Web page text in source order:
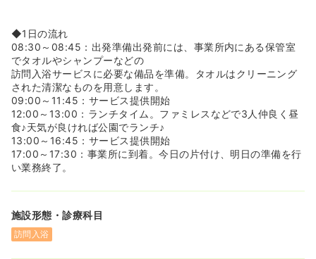
◆同社の浴槽は、超軽量浴槽対応で、かつ浴槽に車輪がつ
いてるため、持ち運びもご負担なく対応をいただくことが
可能です。また、入浴時に利用者様を別途から浴槽へ異動
させる際には、スライドボードを利用し対応を行いますの
で、職員の方も腰の負担なくご勤務いただくことは可能で
す！
◆訪問の際は運転手・介護士・看護師が一組となってお伺
いしますが、運転手の方は必ず男性職員としています。利
用者様が入浴する際、お身体を支える時に男性の方がいる
ととても心強いです。また、装着型介護ロボット「マッス
ルスーツ」も導入しておりますので、場合によっては男性
ます！
《ママさんも安心★》
◆お車通勤も可能なため、雨の日もご負担なく通勤をいた
だくことが可能です。また、小さなお子様がいらっしゃる
◆1日の流れ
08:30～08:45：出発準備出発前には、事業所内にある保管室
でタオルやシャンプーなどの
訪問入浴サービスに必要な備品を準備。タオルはクリーニング
された清潔なものを用意します。
09:00～11:45：サービス提供開始
12:00～13:00：ランチタイム。ファミレスなどで3人仲良く昼
食♪天気が良ければ公園でランチ♪
13:00～16:45：サービス提供開始
17:00～17:30：事業所に到着。今日の片付け、明日の準備を行
い業務終了。
施設形態・診療科目
訪問入浴